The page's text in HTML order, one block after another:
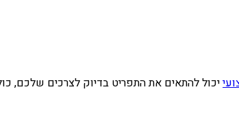
יכול להתאים את התפריט בדיוק לצרכים שלכם,